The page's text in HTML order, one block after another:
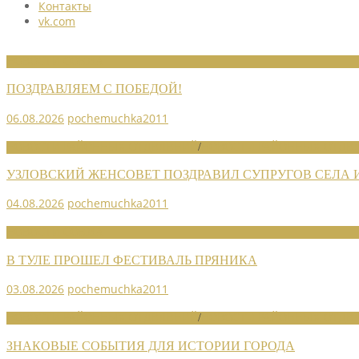
Контакты
vk.com
ПОЗДРАВЛЯЕМ С ПОБЕДОЙ!
06.08.2026 pochemuchka2011
/
УЗЛОВСКИЙ ЖЕНСОВЕТ ПОЗДРАВИЛ СУПРУГОВ СЕЛА
04.08.2026 pochemuchka2011
В ТУЛЕ ПРОШЕЛ ФЕСТИВАЛЬ ПРЯНИКА
03.08.2026 pochemuchka2011
/
ЗНАКОВЫЕ СОБЫТИЯ ДЛЯ ИСТОРИИ ГОРОДА